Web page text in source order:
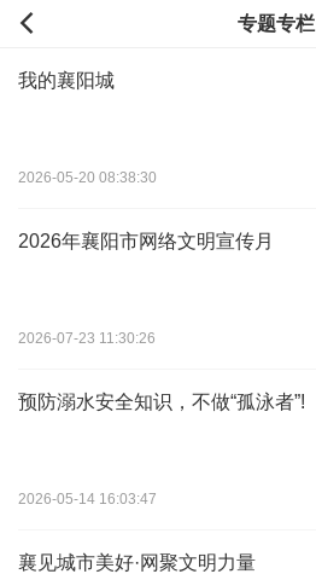
专题专栏
我的襄阳城
2026-05-20 08:38:30
2026年襄阳市网络文明宣传月
2026-07-23 11:30:26
预防溺水安全知识，不做“孤泳者”!
2026-05-14 16:03:47
襄见城市美好·网聚文明力量